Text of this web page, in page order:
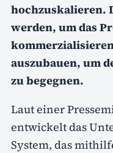
hochzuskalieren.
werden, um das
auszubauen, um
zu begegnen.
Laut einer
entwickelt das
System, das